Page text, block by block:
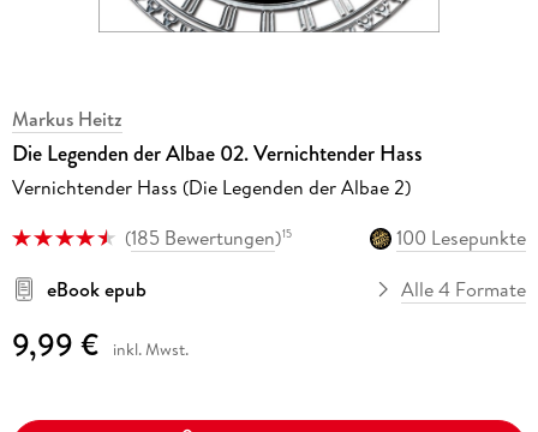
Markus Heitz
Die Legenden der Albae 02. Vernichtender Hass
Vernichtender Hass (Die Legenden der Albae 2)
(185 Bewertungen)15
100 Lesepunkte
eBook epub
Alle 4 Formate
9,99 € inkl. Mwst.